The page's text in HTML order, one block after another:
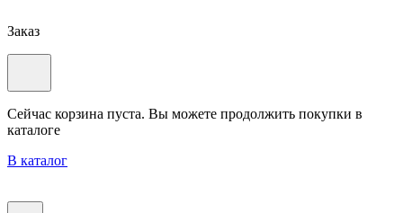
Заказ
Сейчас корзина пуста. Вы можете продолжить покупки в
каталоге
В каталог